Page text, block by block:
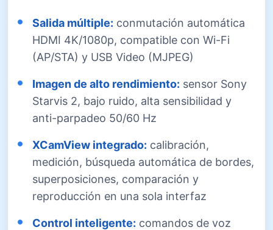
Salida múltiple: conmutación automática
HDMI 4K/1080p, compatible con Wi-Fi
(AP/STA) y USB Video (MJPEG)
Imagen de alto rendimiento: sensor Sony
Starvis 2, bajo ruido, alta sensibilidad y
anti-parpadeo 50/60 Hz
XCamView integrado: calibración,
medición, búsqueda automática de bordes,
superposiciones, comparación y
reproducción en una sola interfaz
Control inteligente: comandos de voz